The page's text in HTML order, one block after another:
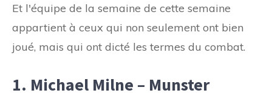
Et l'équipe de la semaine de cette semaine
appartient à ceux qui non seulement ont bien
joué, mais qui ont dicté les termes du combat.
1. Michael Milne – Munster